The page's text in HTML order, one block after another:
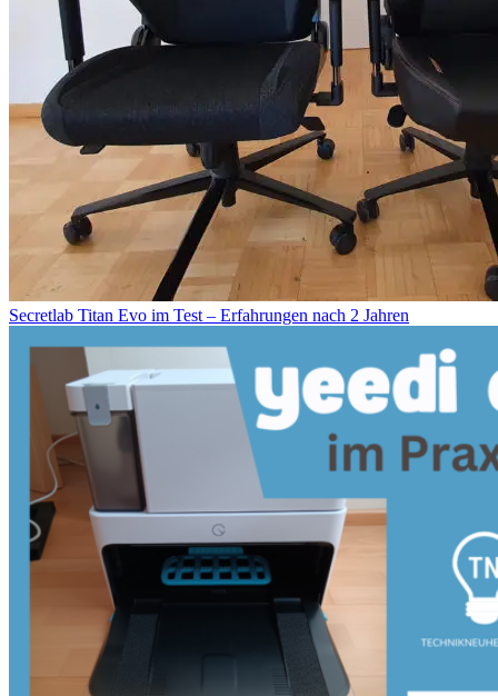
Secretlab Titan Evo im Test – Erfahrungen nach 2 Jahren